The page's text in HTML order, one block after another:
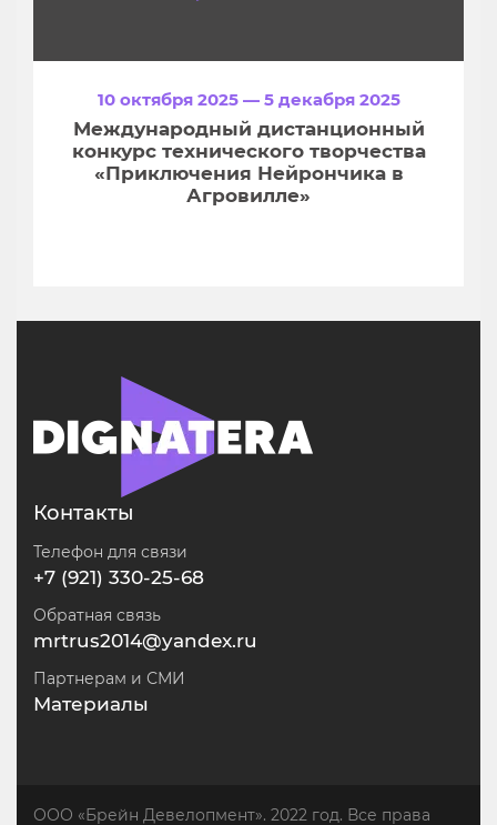
10 октября 2025 — 5 декабря 2025
Международный дистанционный
конкурс технического творчества
«Приключения Нейрончика в
Агровилле»
Контакты
Телефон для связи
+7 (921) 330-25-68
Обратная связь
mrtrus2014@yandex.ru
Партнерам и СМИ
Материалы
ООО «Брейн Девелопмент». 2022 год. Все права